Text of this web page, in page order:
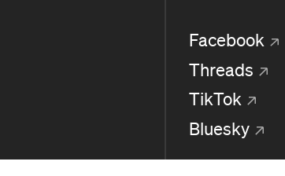
Facebook
Threads
TikTok
Bluesky